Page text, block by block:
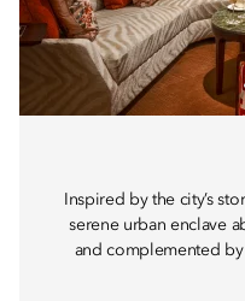
Inspired by the city’s
serene urban enclave
and complemented by